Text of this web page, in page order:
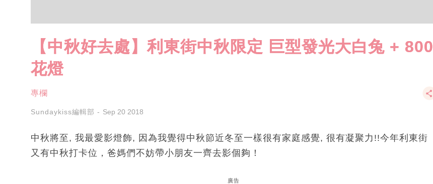
【中秋好去處】利東街中秋限定 巨型發光大白兔 + 800
花燈
專欄
Sundaykiss編輯部 Sep 20 2018
中秋將至, 我最愛影燈飾, 因為我覺得中秋節近冬至一樣很有家庭感覺, 很有凝聚力!!今年利東街
又有中秋打卡位，爸媽們不妨帶小朋友一齊去影個夠！
廣告